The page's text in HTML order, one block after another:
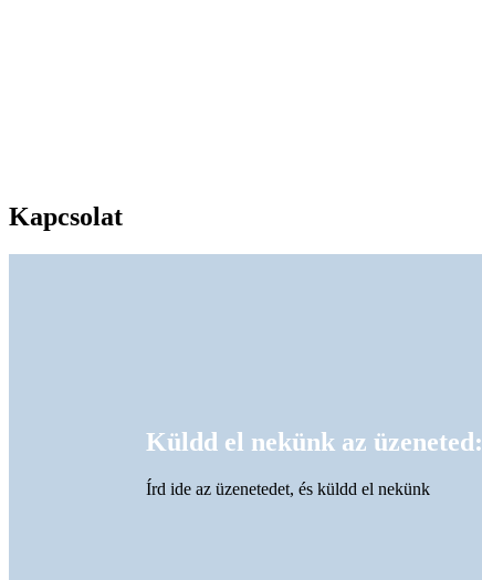
Kapcsolat
Küldd el nekünk az üzeneted:
Írd ide az üzenetedet, és küldd el nekünk